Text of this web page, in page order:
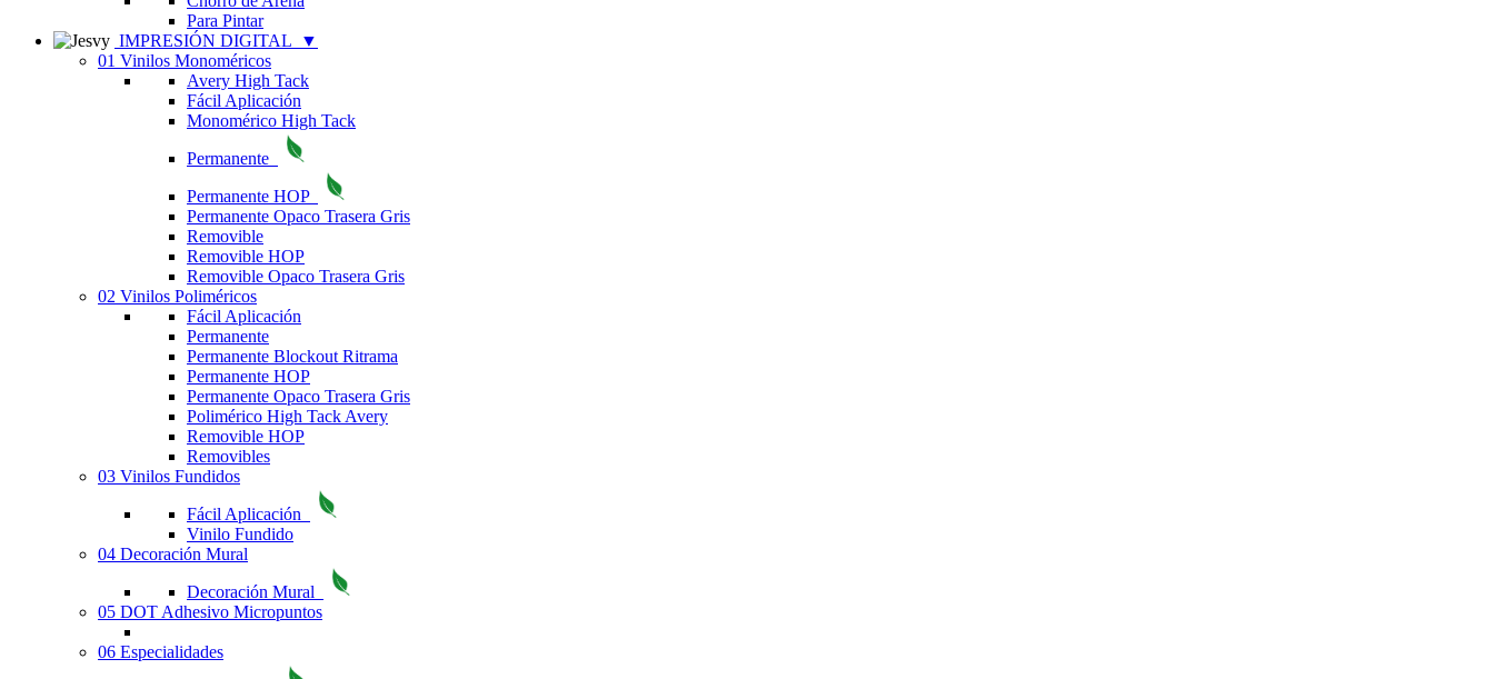
Para Pintar
IMPRESIÓN DIGITAL
▼
01 Vinilos Monoméricos
Avery High Tack
Fácil Aplicación
Monomérico High Tack
Permanente
Permanente HOP
Permanente Opaco Trasera Gris
Removible
Removible HOP
Removible Opaco Trasera Gris
02 Vinilos Poliméricos
Fácil Aplicación
Permanente
Permanente Blockout Ritrama
Permanente HOP
Permanente Opaco Trasera Gris
Polimérico High Tack Avery
Removible HOP
Removibles
03 Vinilos Fundidos
Fácil Aplicación
Vinilo Fundido
04 Decoración Mural
Decoración Mural
05 DOT Adhesivo Micropuntos
06 Especialidades